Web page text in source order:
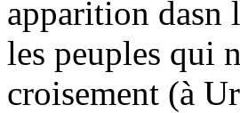
apparition dasn
les peuples qui
croisement (à